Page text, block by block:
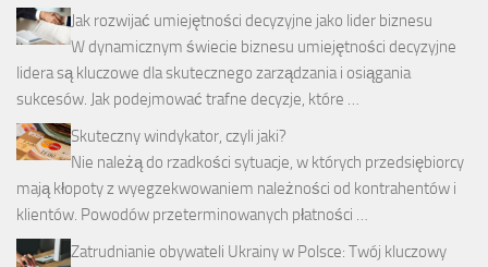
Jak rozwijać umiejętności decyzyjne jako lider biznesu
W dynamicznym świecie biznesu umiejętności decyzyjne
lidera są kluczowe dla skutecznego zarządzania i osiągania
sukcesów. Jak podejmować trafne decyzje, które …
Skuteczny windykator, czyli jaki?
Nie należą do rzadkości sytuacje, w których przedsiębiorcy
mają kłopoty z wyegzekwowaniem należności od kontrahentów i
klientów. Powodów przeterminowanych płatności …
Zatrudnianie obywateli Ukrainy w Polsce: Twój kluczowy